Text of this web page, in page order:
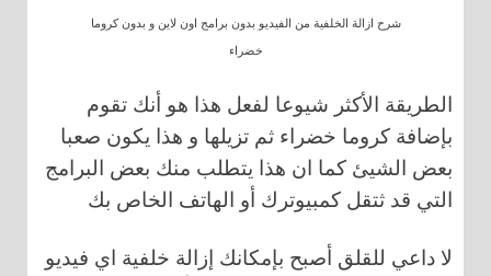
شرح ازالة الخلفية من الفيديو بدون برامج اون لاين و بدون كروما
خضراء
الطريقة الأكثر شيوعا لفعل هذا هو أنك تقوم
بإضافة كروما خضراء ثم تزيلها و هذا يكون صعبا
بعض الشيئ كما ان هذا يتطلب منك بعض البرامج
التي قد ثتقل كمبيوترك أو الهاتف الخاص بك
لا داعي للقلق أصبح بإمكانك إزالة خلفية اي فيديو